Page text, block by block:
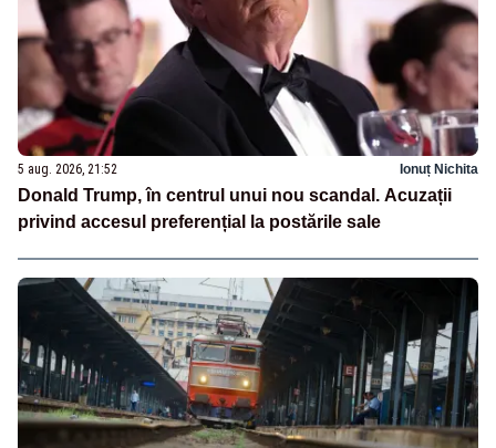
5 aug. 2026, 21:52 Ionuț Nichita
Donald Trump, în centrul unui nou scandal. Acuzații
privind accesul preferențial la postările sale